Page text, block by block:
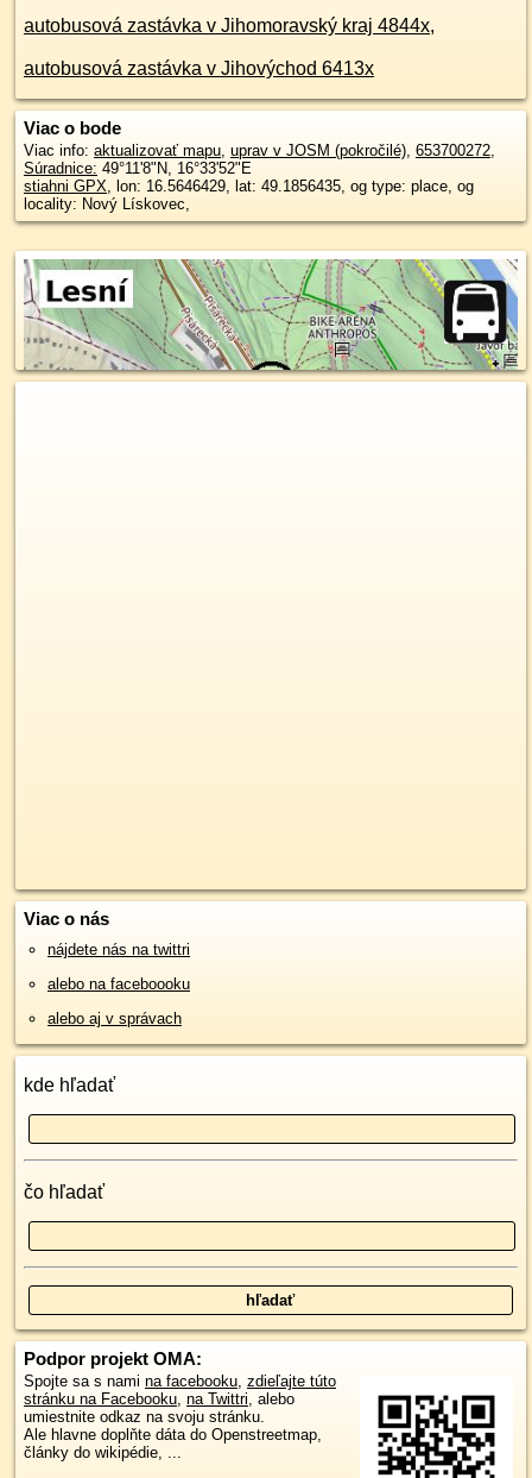
autobusová zastávka v Jihomoravský kraj 4844x,
autobusová zastávka v Jihovýchod 6413x
Viac o bode
Viac info: aktualizovať mapu, uprav v JOSM (pokročilé), 653700272,
Súradnice: 49°11'8"N, 16°33'52"E
stiahni GPX, lon: 16.5646429, lat: 49.1856435, og type: place, og
locality: Nový Lískovec,
Viac o nás
nájdete nás na twittri
alebo na faceboooku
alebo aj v správach
kde hľadať
čo hľadať
Podpor projekt OMA:
Spojte sa s nami na facebooku, zdieľajte túto
stránku na Facebooku, na Twittri, alebo
umiestnite odkaz na svoju stránku.
Ale hlavne doplňte dáta do Openstreetmap,
články do wikipédie, ...